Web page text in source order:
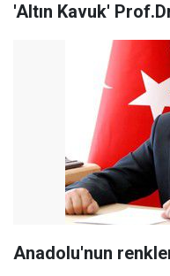
'Altın Kavuk'
Anadolu'nun